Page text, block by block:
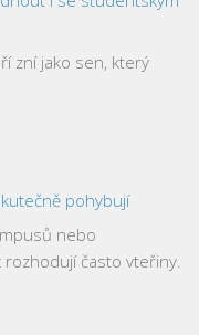
zní jako sen, který
pohybují
nebo
často vteřiny.